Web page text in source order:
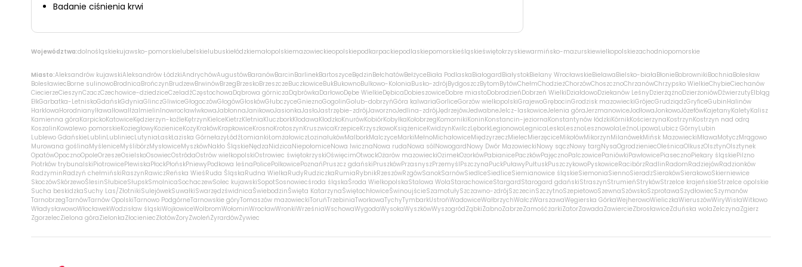
Badanie ciśnienia krwi
Województwa:dolnośląskiekujawsko-pomorskielubelskielubuskiełódzkiemałopolskiemazowieckieopolskiepodkarpackiepodlaskiepomorskieśląskieświętokrzyskiewarmińsko-mazurskiewielkopolskiezachodniopomorskie
Miasto:Aleksandrów kujawskiAleksandrów ŁódzkiAndrychówAugustówBaranówBarcinBarlinekBartoszyceBędzinBełchatówBełżyceBiała PodlaskaBiałogardBiałystokBielany WrocławskieBielawaBielsko-białaBłonieBobrownikiBochniaBolesław
BolesławiecBorne sulinowoBrodnicaBrończynBrudzewBrwinówBrzegBrzeskoBrzeszczeBuczkowiceBukBukownoBulkowo-KoloniaBusko-zdrójBydgoszczBytomBytówChełmChodzieżChorzówChoszcznoChrzanówChrzypsko WielkieChybieCiechanów
CiecierzeCieszynCzaczCzechowice-dziedziceCzeladźCzęstochowaDąbrowa górniczaDąbrówkaDarłowoDębe WielkieDębicaDobieszowiceDobre miastoDobrodzieńDobrzeń WielkiDziałdowoDziekanów LeśnyDzierżążnoDzierżoniówDźwierzutyElbląg
EłkGarbatka-LetniskoGdańskGdyniaGlinczGliwiceGłogoczówGłogówGłoskówGłubczyceGnieznoGogolinGolub-dobrzyńGóra kalwariaGorliceGorzów wielkopolskiGrajewoGrębocinGrodzisk mazowieckiGrójecGrudziądzGryficeGubinHalinów
HarklowaHorodnianyIławaIłowaIłżaImielinInowrocławIwkowaJabłonnaJanikowoJasionkaJasłoJastrzębie-zdrójJaworznoJedlina-zdrójJędrzejówJedwabneJelcz-laskowiceJelenia góraJerzmanowiceJodłowaJonkowoJózefówKajetanyKaletyKalisz
Kamienna góraKarpickoKatowiceKędzierzyn-koźleKętrzynKielceKietrzKletniaKluczborkKłodawaKłodzkoKnurówKobiórKobyłkaKołobrzegKomornikiKoninKonstancin-jeziornaKonstantynów łódzkiKórnikKościerzynaKostrzynKostrzyn nad odrą
KoszalinKowalewo pomorskieKoziegłowyKozieniceKozyKrakówKrapkowiceKrosnoKrotoszynKruszwicaKrzepiceKrzyszkowoKsiążeniceKwidzynKwilczLęborkLegionowoLegnicaLeskoLesznoLesznowolaLeźnoLipowaLubicz GórnyLubin
Lublewo GdańskieLublinLubliniecLutyniaŁaskŁaziska GórnełazyŁódźŁomiankiŁomżałowiczŁozinałukówMalborkMalczyceMarkiMełnoMichałowiceMiędzyrzeczMielecMierzęciceMikołówMikorzynMilanówekMińsk MazowieckiMławaMotyczMrągowo
Murowana goślinaMyśleniceMyślibórzMysłowiceMyszkówNakło ŚląskieNędzaNidzicaNiepołomiceNowa IwicznaNowa rudaNowa sólNowogardNowy Dwór MazowieckiNowy sączNowy targNysaOgrodzieniecOleśnicaOlkuszOlsztynOlsztynek
OpatówOpocznoOpoleOrzeszeOsielskoOsowiecOstródaOstrów wielkopolskiOstrowiec świętokrzyskiOświęcimOtwockOżarów mazowieckiOzimekOzorkówPabianicePaczkówPajęcznoPalczowicePaniówkiPawłowicePiasecznoPiekary śląskiePilzno
Piotrków trybunalskiPiotrowicePlewiskaPłockPłońskPniewyPodkowa leśnaPolicePolkowicePoznańPruszcz gdańskiPruszkówPrzasnyszPrzemyślPszczynaPuckPuławyPułtuskPuszczykowoPyskowiceRacibórzRadlinRadomRadziejówRadzionków
RadzyminRadzyń chełmińskiRaszynRawiczReńska WieśRuda ŚląskaRudna WielkaRudyRudziczkaRumiaRybnikRzeszówRzgówSanokSarnówSiedlceSiedliceSiemianowice śląskieSiemoniaSiennoSieradzSierakówSierakowoSkierniewice
SkoczówSkórzewoŚlesinSłubiceSłupskSmolnicaSochaczewSolec kujawskiSopotSosnowiecśroda śląskaŚroda WielkopolskaStalowa WolaStarachowiceStargardStarogard gdańskiStraszynStrumieńStrykówStrzelce krajeńskieStrzelce opolskie
Sucha beskidzkaSuchy Las/ZłotnikiSulejówekSuwałkiSwarzędzświdnicaŚwiebodzinŚwięta KatarzynaŚwiętochłowiceŚwinoujścieSzamotułySzczawno-zdrójSzczecinSzczytnoSzepietowoSzewnaSzówskoSzprotawaSzydłowiecSzymanów
TarnobrzegTarnówTarnów OpolskiTarnowo PodgórneTarnowskie góryTomaszów mazowieckiToruńTrzebiniaTworkowaTychyTymbarkUstrońWadowiceWałbrzychWałczWarszawaWęgierska GórkaWejherowoWieliczkaWieruszówWiryWisłaWitkowo
WładysławowoWłocławekWodzisław śląskiWojkowiceWolbromWołominWrocławWronkiWrześniaWschowaWygodaWysokaWyszkówWyszogródZąbkiŻabnoZabrzeZamośćżarkiZatorZawadaZawiercieZbrosławiceZduńska wolaZelczynaZgierz
ZgorzelecZielona góraZielonkaZłocieniecZłotówŻoryZwoleńŻyrardówŻywiec